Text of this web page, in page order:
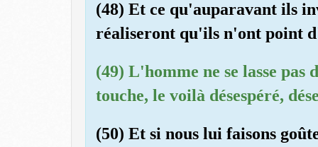
(48) Et ce qu'auparavant ils
réaliseront qu'ils n'ont point
(49) L'homme ne se lasse
touche, le voilà désespéré,
(50) Et si nous lui faisons